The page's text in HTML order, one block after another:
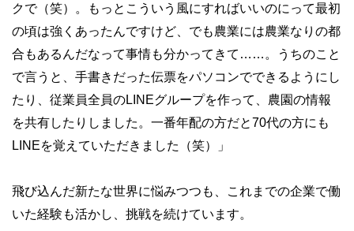
クで（笑）。もっとこういう風にすればいいのにって最初
の頃は強くあったんですけど、でも農業には農業なりの都
合もあるんだなって事情も分かってきて……。うちのこと
で言うと、手書きだった伝票をパソコンでできるようにし
たり、従業員全員のLINEグループを作って、農園の情報
を共有したりしました。一番年配の方だと70代の方にも
LINEを覚えていただきました（笑）」
飛び込んだ新たな世界に悩みつつも、これまでの企業で働
いた経験も活かし、挑戦を続けています。